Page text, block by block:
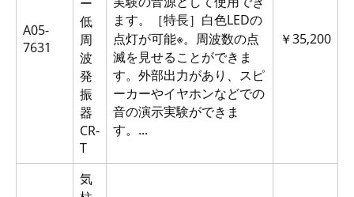
A05-
7631
低
周
波
発
振
器
CR-
T
ます。［特長］白色LEDの
点灯が可能※。周波数の点
滅を見せることができま
す。外部出力があり、スピ
ーカーやイヤホンなどでの
音の演示実験ができま
す。...
￥35,200
気